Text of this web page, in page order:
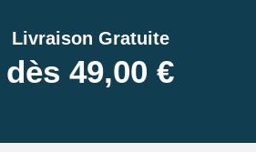
Livraison Gratuite
dès 49,00 €